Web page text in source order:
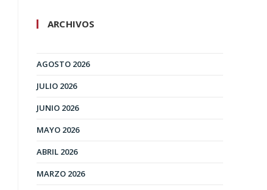
ARCHIVOS
AGOSTO 2026
JULIO 2026
JUNIO 2026
MAYO 2026
ABRIL 2026
MARZO 2026